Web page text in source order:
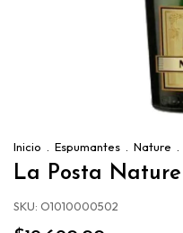
Inicio Espumantes Nature
La Posta Nature
SKU: O1010000502